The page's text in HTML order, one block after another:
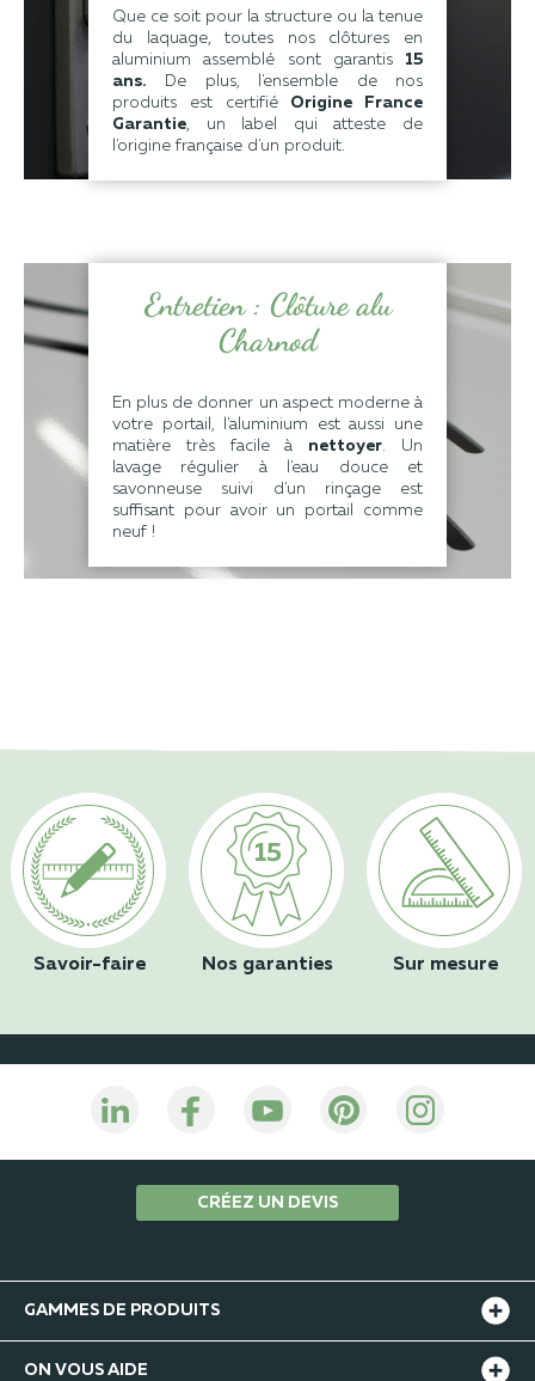
Que ce soit pour la structure ou la tenue
du laquage, toutes nos clôtures en
aluminium assemblé sont garantis 15
ans. De plus, l'ensemble de nos
produits est certifié Origine France
Garantie , un label qui atteste de
l'origine française d'un produit.
Entretien : Clôture alu
Charnod
En plus de donner un aspect moderne à
votre portail, l'aluminium est aussi une
matière très facile à nettoyer. Un
lavage régulier à l'eau douce et
savonneuse suivi d'un rinçage est
suffisant pour avoir un portail comme
neuf !
Savoir-faire Nos garanties Sur mesure
CRÉEZ UN DEVIS
GAMMES DE PRODUITS
ON VOUS AIDE